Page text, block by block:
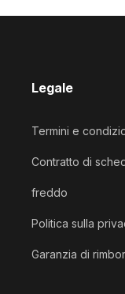
Legale
Termini e
Contratto di
freddo
Politica sulla
Garanzia di